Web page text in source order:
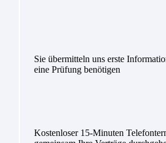
Sie übermitteln uns erste
eine Prüfung benötigen
Kostenloser 15-Minuten